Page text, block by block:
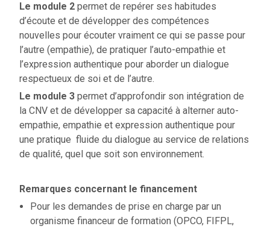
Le module 2 permet de repérer ses habitudes
d’écoute et de développer des compétences
nouvelles pour écouter vraiment ce qui se passe pour
l’autre (empathie), de pratiquer l’auto-empathie et
l’expression authentique pour aborder un dialogue
respectueux de soi et de l’autre.
Le module 3 permet d’approfondir son intégration de
la CNV et de développer sa capacité à alterner auto-
empathie, empathie et expression authentique pour
une pratique fluide du dialogue au service de relations
de qualité, quel que soit son environnement.
Remarques concernant le financement
Pour les demandes de prise en charge par un
organisme financeur de formation (OPCO, FIFPL,